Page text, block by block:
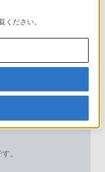
。
ください。